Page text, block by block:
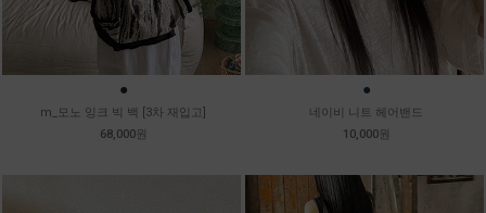
●
m_모노 잉크 빅 백 [3차 재입고]
68,000원
●
네이비 니트 헤어밴드
10,000원